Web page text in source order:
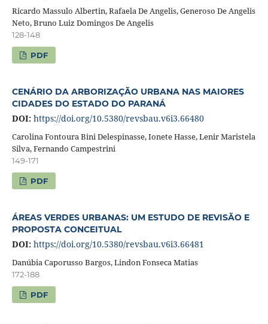
Ricardo Massulo Albertin, Rafaela De Angelis, Generoso De Angelis
Neto, Bruno Luiz Domingos De Angelis
128-148
PDF
CENÁRIO DA ARBORIZAÇÃO URBANA NAS MAIORES
CIDADES DO ESTADO DO PARANÁ
DOI: https://doi.org/10.5380/revsbau.v6i3.66480
Carolina Fontoura Bini Delespinasse, Ionete Hasse, Lenir Maristela
Silva, Fernando Campestrini
149-171
PDF
ÁREAS VERDES URBANAS: UM ESTUDO DE REVISÃO E
PROPOSTA CONCEITUAL
DOI: https://doi.org/10.5380/revsbau.v6i3.66481
Danúbia Caporusso Bargos, Lindon Fonseca Matias
172-188
PDF